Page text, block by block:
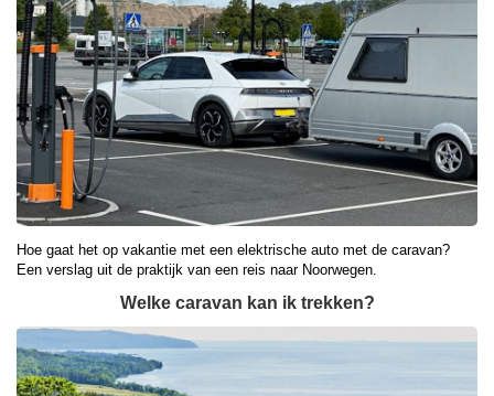
Hoe gaat het op vakantie met een elektrische auto met de caravan?
Een verslag uit de praktijk van een reis naar Noorwegen.
Welke caravan kan ik trekken?